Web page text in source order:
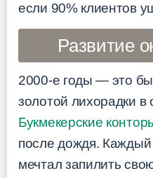
если 90% клиентов
Развитие
2000-е годы — это
золотой лихорадки в
Букмекерские
после дождя.
мечтал запилить